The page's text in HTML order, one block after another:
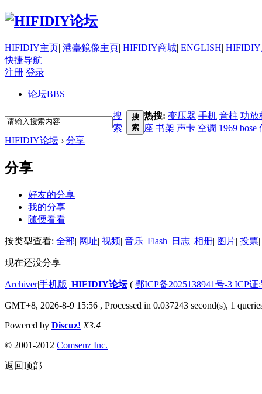
HIFIDIY主页| 港臺鏡像主頁| HIFIDIY商城| ENGLISH|
快捷导航
注册 登录
论坛BBS
搜
索
搜
索
热搜: 变压器 手机 音柱 功放
座 书架 声卡 空调 1969 bose
HIFIDIY论坛 › 分享
分享
好友的分享
我的分享
随便看看
按类型查看: 全部| 网址| 视频| 音乐| Flash| 日志| 相册| 图片| 投票|
现在还没分享
Archiver|手机版| HIFIDIY论坛( 鄂ICP备2025138941号-3 ICP
GMT+8, 2026-8-9 15:56 , Processed in 0.037243 second(s), 1
Powered by Discuz! X3.4
© 2001-2012 Comsenz Inc.
返回顶部